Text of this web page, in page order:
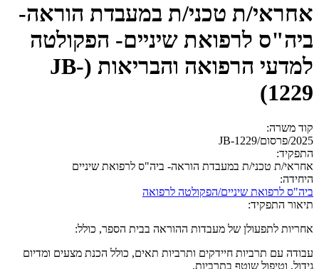
אחראי/ת טכני/ת במעבדת הוראה-
ביה"ס לרפואת שיניים- הפקולטה
למדעי הרפואה והבריאות (JB-
1229)
קוד משרה:
2025/פרסום/JB-1229
התפקיד:
אחראי/ת טכני/ת במעבדת הוראה- ביה"ס לרפואת שיניים
היחידה:
ביה"ס לרפואת שיניים/הפקולטה לרפואה
תיאור התפקיד:
אחריות לתפעולן של מעבדות ההוראה בבית הספר, כולל:
עבודה עם תרביות חיידקים ותרביות תאים, כולל הכנת מצעים ומדיום
גידול, וטיפול שוטף בתרביות.